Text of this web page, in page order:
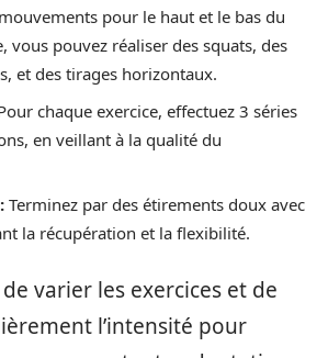
pour le haut et le bas du
vous pouvez réaliser des squats, des
et des tirages horizontaux.
chaque exercice, effectuez 3 séries
en veillant à la qualité du
Terminez par des étirements doux avec
la récupération et la flexibilité.
varier les exercices et de
l’intensité pour